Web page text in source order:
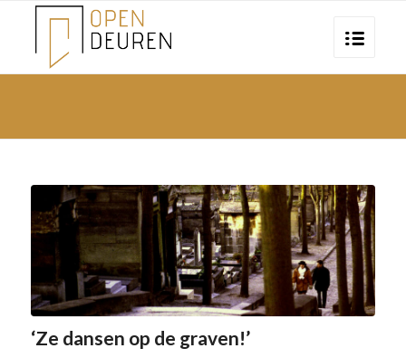
‘Ze dansen op de graven!’